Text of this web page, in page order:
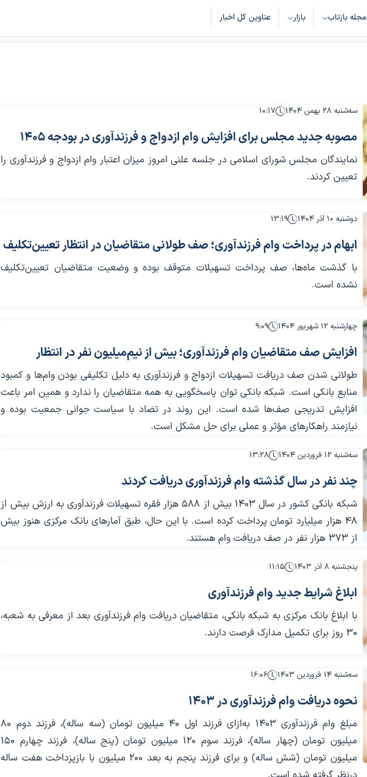
مجله بازتاب بازار عناوین کل اخبار
سه‌شنبه ۲۸ بهمن ۱۴۰۴ ۱۰:۱۷
مصوبه جدید مجلس برای افزایش وام ازدواج و فرزندآوری در بودجه ۱۴۰۵
نمایندگان مجلس شورای اسلامی در جلسه علنی امروز میزان اعتبار وام ازدواج و فرزندآوری را
تعیین کردند.
دوشنبه ۱۰ آذر ۱۴۰۴ ۱۳:۱۹
ابهام در پرداخت وام فرزندآوری؛ صف طولانی متقاضیان در انتظار تعیین‌تکلیف
با گذشت ماه‌ها، صف پرداخت تسهیلات متوقف بوده و وضعیت متقاضیان تعیین‌تکلیف
نشده است.
چهارشنبه ۱۲ شهریور ۱۴۰۴ ۹:۰۹
افزایش صف متقاضیان وام فرزندآوری؛ بیش از نیم‌میلیون نفر در انتظار
طولانی شدن صف دریافت تسهیلات ازدواج و فرزندآوری به دلیل تکلیفی بودن وام‌ها و کمبود
منابع بانکی است. شبکه بانکی توان پاسخگویی به همه متقاضیان را ندارد و همین امر باعث
افزایش تدریجی صف‌ها شده است. این روند در تضاد با سیاست جوانی جمعیت بوده و
نیازمند راهکارهای مؤثر و عملی برای حل مشکل است.
سه‌شنبه ۱۲ فروردین ۱۴۰۴ ۱۳:۲۸
چند نفر در سال گذشته وام فرزندآوری دریافت کردند
شبکه بانکی کشور در سال ۱۴۰۳ بیش از ۵۸۸ هزار فقره تسهیلات فرزندآوری به ارزش بیش از
۴۸ هزار میلیارد تومان پرداخت کرده است. با این حال، طبق آمارهای بانک مرکزی هنوز بیش
از ۳۷۳ هزار نفر در صف دریافت وام هستند.
پنجشنبه ۸ آذر ۱۴۰۳ ۱۱:۱۵
ابلاغ شرایط جدید وام فرزندآوری
با ابلاغ بانک مرکزی به شبکه بانکی، متقاضیان دریافت وام فرزندآوری بعد از معرفی به شعبه،
30 روز برای تکمیل مدارک فرصت دارند.
سه‌شنبه ۱۴ فروردین ۱۴۰۳ ۱۶:۰۶
نحوه دریافت وام فرزندآوری در 1403
مبلغ وام فرزندآوری ۱۴۰۳ به‌ازای فرزند اول ۴۰ میلیون تومان (سه ساله)، فرزند دوم ۸۰
میلیون تومان (چهار ساله)، فرزند سوم ۱۲۰ میلیون تومان (پنج ساله)، فرزند چهارم ۱۵۰
میلیون تومان (شش ساله) و برای فرزند پنجم به بعد ۲۰۰ میلیون با بازپزداخت هفت ساله